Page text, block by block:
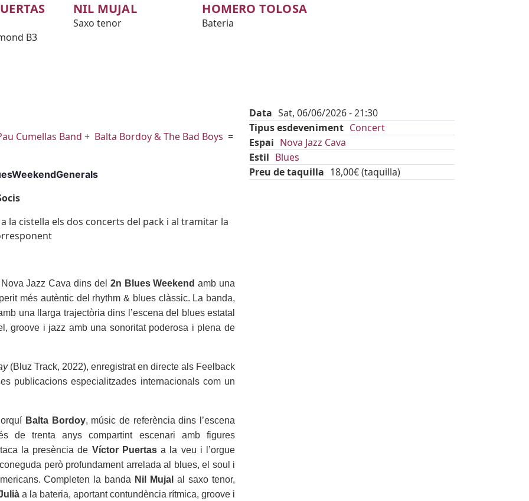
B3
NIL MUJAL
Saxo tenor
HOMERO TOLOSA
Bateria
Cumellas Band + Balta Bordoy & The Bad Boys =
la cistella els dos concerts del pack i al tramitar la
Jazz Cava dins del 2n Blues Weekendamb una
més autèntic del rhythm & blues clàssic. La banda,
una llarga trajectòria dins l’escena del blues estatal
groove i jazz amb una sonoritat poderosa i plena de
(Bluz Track, 2022), enregistrat en directe als Feelback
publicacions especialitzades internacionals com un
Balta Bordoy, músic de referència dins l’escena
de trenta anys compartint escenari amb figures
la presència de Víctor Puertasa la veu i l’orgue
però profundament arrelada al blues, el soul i
Completen la banda Nil Mujal al saxo tenor,
a la bateria, aportant contundència rítmica, groove i
Data Sat, 06/06/2026 - 21:30
Tipus esdeveniment Concert
Espai Nova Jazz Cava
Estil Blues
Preu de taquilla 18,00€ (taquilla)